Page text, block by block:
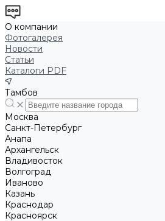
О компании
Фотогалерея
Новости
Статьи
Каталоги PDF
Тамбов
Москва
Санкт-Петербург
Анапа
Архангельск
Владивосток
Волгоград
Иваново
Казань
Краснодар
Красноярск